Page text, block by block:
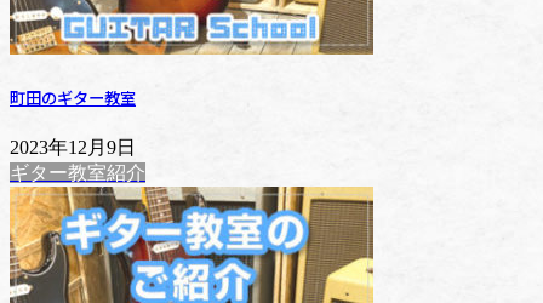
町田のギター教室
2023年12月9日
ギター教室紹介